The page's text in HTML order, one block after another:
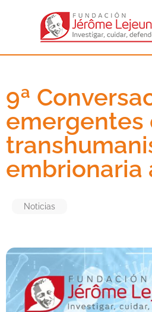
9ª
emergentes
embrionaria
Noticias